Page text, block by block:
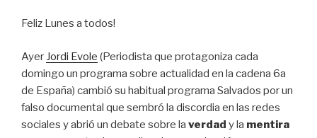
Feliz Lunes a todos!
Ayer Jordi Evole (Periodista que protagoniza cada
domingo un programa sobre actualidad en la cadena 6a
de España) cambió su habitual programa Salvados por un
falso documental que sembró la discordia en las redes
sociales y abrió un debate sobre la verdad y la mentira